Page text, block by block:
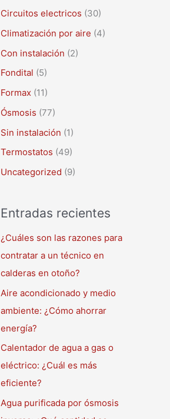
Circuitos electricos (30)
Climatización por aire (4)
Con instalación (2)
Fondital (5)
Formax (11)
Ósmosis (77)
Sin instalación (1)
Termostatos (49)
Uncategorized (9)
Entradas recientes
¿Cuáles son las razones para
contratar a un técnico en
calderas en otoño?
Aire acondicionado y medio
ambiente: ¿Cómo ahorrar
energía?
Calentador de agua a gas o
eléctrico: ¿Cuál es más
eficiente?
Agua purificada por ósmosis